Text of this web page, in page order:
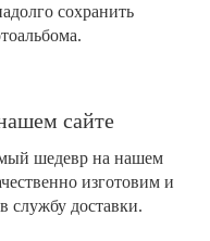
сохранить
сайте
шедевр на нашем
изготовим и
службу доставки.